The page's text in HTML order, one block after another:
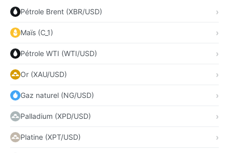
Pétrole Brent (XBR/USD)
Maïs (C_1)
Pétrole WTI (WTI/USD)
Or (XAU/USD)
Gaz naturel (NG/USD)
Palladium (XPD/USD)
Platine (XPT/USD)